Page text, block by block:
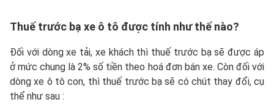
Thuế trước bạ xe ô tô được tính như thế nào?
Đối với dòng xe tải, xe khách thì thuế trước bạ sẽ được áp
ở mức chung là 2% số tiền theo hoá đơn bán xe. Còn đối với
dòng xe ô tô con, thì thuế trước bạ sẽ có chút thay đổi, cụ
thể như sau :